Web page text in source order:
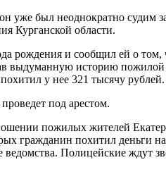
уже был неоднократно судим
Курганской области.
рождения и сообщил ей о
выдуманную историю
у нее 321 тысячу рублей.
под арестом.
пожилых жителей
гражданин похитил деньги
Полицейские ждут